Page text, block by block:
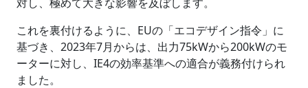
これを裏付けるように、EUの「エコデザイン指令」に
基づき、2023年7月からは、出力75kWから200kWのモ
ーターに対し、IE4の効率基準への適合が義務付けられ
ました。